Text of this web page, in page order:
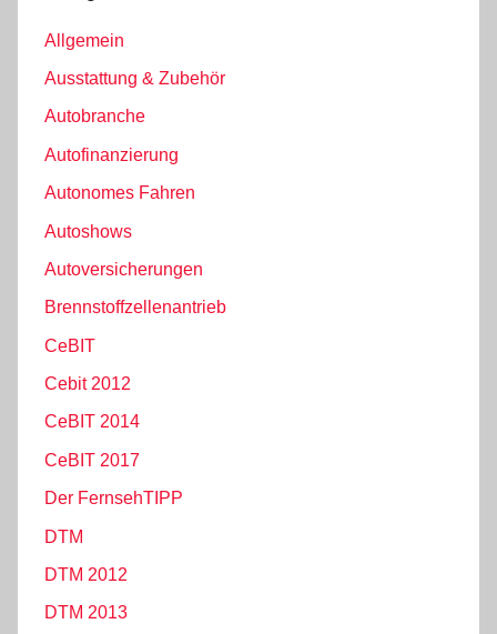
Allgemein
Ausstattung & Zubehör
Autobranche
Autofinanzierung
Autonomes Fahren
Autoshows
Autoversicherungen
Brennstoffzellenantrieb
CeBIT
Cebit 2012
CeBIT 2014
CeBIT 2017
Der FernsehTIPP
DTM
DTM 2012
DTM 2013